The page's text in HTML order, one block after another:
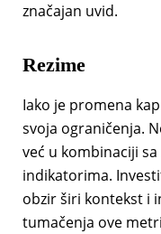
značajan uvid.
Rezime
Iako je promena
svoja ograničenja.
već u kombinaciji
indikatorima.
obzir širi kontekst i
tumačenja ove